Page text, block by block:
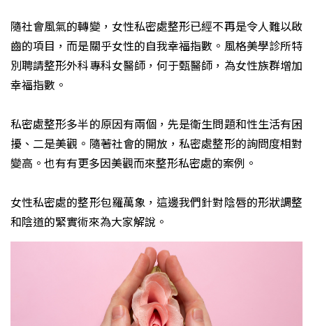
隨社會風氣的轉變，女性私密處整形已經不再是令人難以啟
齒的項目，而是關乎女性的自我幸福指數。風格美學診所特
別聘請整形外科專科女醫師，何于甄醫師，為女性族群增加
幸福指數。
私密處整形多半的原因有兩個，先是衛生問題和性生活有困
擾、二是美觀。隨著社會的開放，私密處整形的詢問度相對
變高。也有有更多因美觀而來整形私密處的案例。
女性私密處的整形包羅萬象，這邊我們針對陰唇的形狀調整
和陰道的緊實術來為大家解說。